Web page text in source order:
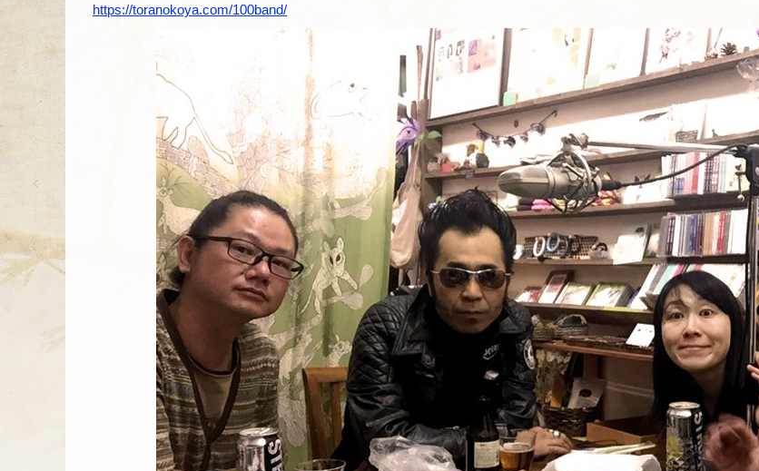
https://toranokoya.com/100band/